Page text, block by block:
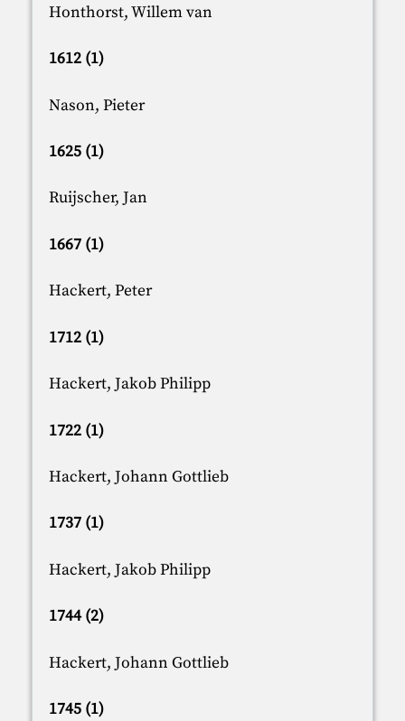
Honthorst, Willem van
1612 (1)
Nason, Pieter
1625 (1)
Ruijscher, Jan
1667 (1)
Hackert, Peter
1712 (1)
Hackert, Jakob Philipp
1722 (1)
Hackert, Johann Gottlieb
1737 (1)
Hackert, Jakob Philipp
1744 (2)
Hackert, Johann Gottlieb
1745 (1)